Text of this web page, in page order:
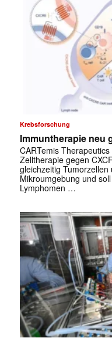
Krebsforschung
Immuntherapie neu
CARTemis
Zelltherapie gegen
gleichzeitig
Mikroumgebung und
Lymphomen …